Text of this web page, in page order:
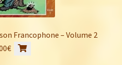
Francophone – Volume 2
€